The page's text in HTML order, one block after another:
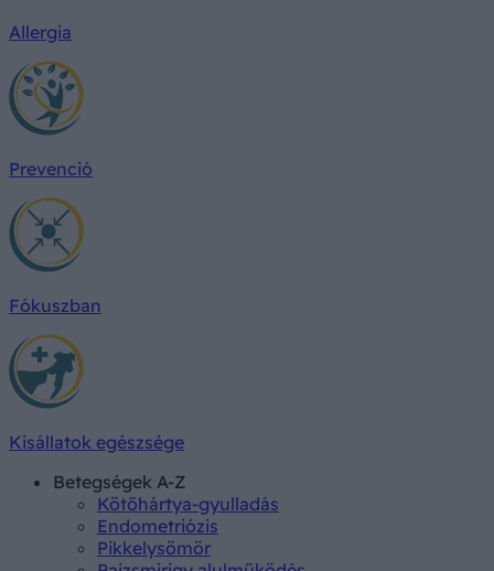
Allergia
Prevenció
Fókuszban
Kisállatok egészsége
Betegségek A-Z
Kötőhártya-gyulladás
Endometriózis
Pikkelysömör